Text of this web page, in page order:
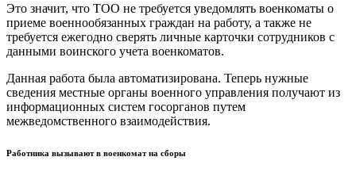
Это значит, что ТОО не требуется уведомлять военкоматы о
приеме военнообязанных граждан на работу, а также не
требуется ежегодно сверять личные карточки сотрудников с
данными воинского учета военкоматов.
Данная работа была автоматизирована. Теперь нужные
сведения местные органы военного управления получают из
информационных систем госорганов путем
межведомственного взаимодействия.
Работника вызывают в военкомат на сборы